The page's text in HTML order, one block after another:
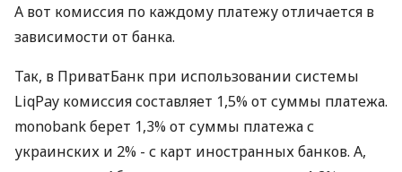
А вот комиссия по каждому платежу отличается в
зависимости от банка.
Так, в ПриватБанк при использовании системы
LiqPay комиссия составляет 1,5% от суммы платежа.
monobank берет 1,3% от суммы платежа с
украинских и 2% - с карт иностранных банков. А,